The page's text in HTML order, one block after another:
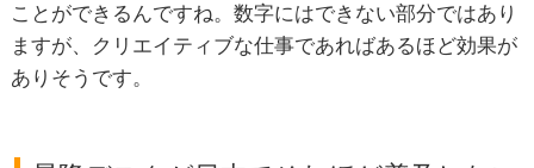
ことができるんですね。数字にはできない部分ではあり
ますが、クリエイティブな仕事であればあるほど効果が
ありそうです。